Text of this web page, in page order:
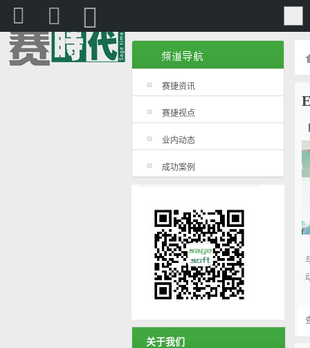
赛捷资讯
赛捷视点
业内动态
成功案例
关于我们